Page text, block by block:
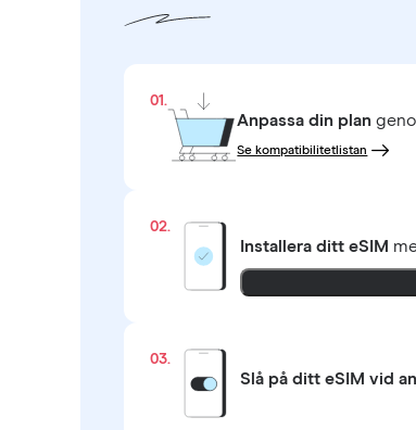
01.
Anpassa din plan
Se kompatibilitetlistan
02.
Installera ditt eSIM
03.
Slå på ditt eSIM vid